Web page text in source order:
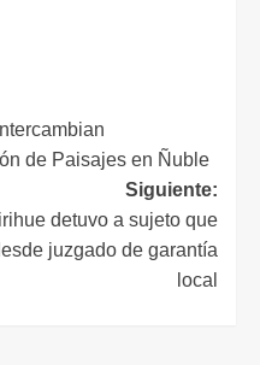
de Paisajes en Ñuble
Siguiente:
detuvo a sujeto que
juzgado de garantía
local